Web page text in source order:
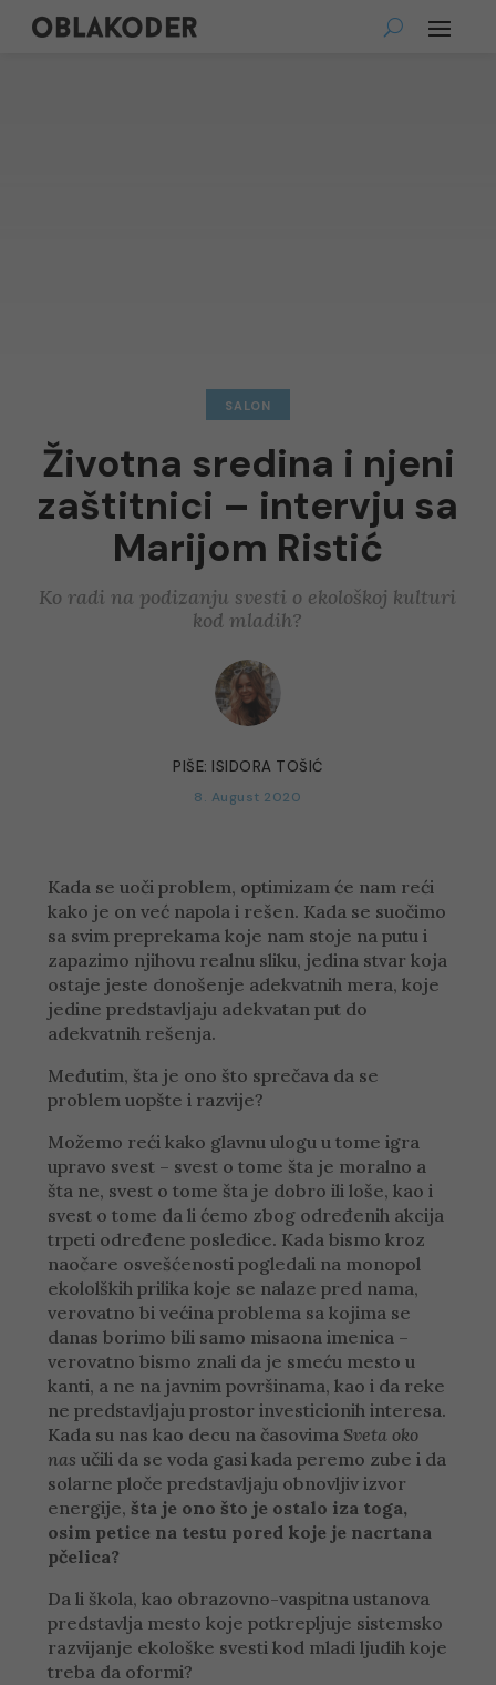
SALON
Životna sredina i njeni
zaštitnici – intervju sa
Marijom Ristić
Ko radi na podizanju svesti o ekološkoj kulturi
kod mladih?
PIŠE: ISIDORA TOŠIĆ
8. August 2020
Kada se uoči problem, optimizam će nam reći
kako je on već napola i rešen. Kada se suočimo
sa svim preprekama koje nam stoje na putu i
zapazimo njihovu realnu sliku, jedina stvar koja
ostaje jeste donošenje adekvatnih mera, koje
jedine predstavljaju adekvatan put do
adekvatnih rešenja.
Međutim, šta je ono što sprečava da se
problem uopšte i razvije?
Možemo reći kako glavnu ulogu u tome igra
upravo svest – svest o tome šta je moralno a
šta ne, svest o tome šta je dobro ili loše, kao i
svest o tome da li ćemo zbog određenih akcija
trpeti određene posledice. Kada bismo kroz
naočare osvešćenosti pogledali na monopol
ekololških prilika koje se nalaze pred nama,
verovatno bi većina problema sa kojima se
danas borimo bili samo misaona imenica –
verovatno bismo znali da je smeću mesto u
kanti, a ne na javnim površinama, kao i da reke
ne predstavljaju prostor investicionih interesa.
Kada su nas kao decu na časovima Sveta oko
nas učili da se voda gasi kada peremo zube i da
solarne ploče predstavljaju obnovljiv izvor
energije, šta je ono što je ostalo iza toga,
osim petice na testu pored koje je nacrtana
pčelica?
Da li škola, kao obrazovno-vaspitna ustanova
predstavlja mesto koje potkrepljuje sistemsko
razvijanje ekološke svesti kod mladi ljudih koje
treba da oformi?